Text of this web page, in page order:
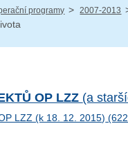
programy / 2007-2013 /
OP LZZ (a
LZZ (k 18. 12. 2015)